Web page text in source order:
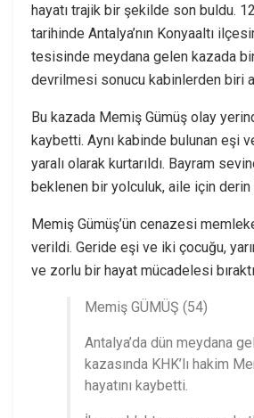
hayatı trajik bir şekilde son buldu.
tarihinde Antalya’nın Konyaaltı
tesisinde meydana gelen kazada
devrilmesi sonucu kabinlerden biri
Bu kazada Memiş Gümüş olay
kaybetti. Aynı kabinde bulunan eşi
yaralı olarak kurtarıldı. Bayram
beklenen bir yolculuk, aile için derin
Memiş Gümüş’ün cenazesi
verildi. Geride eşi ve iki çocuğu,
ve zorlu bir hayat mücadelesi
Memiş GÜMÜŞ (54)
Antalya’da dün meydana
kazasında KHK’lı hakim
hayatını kaybetti.